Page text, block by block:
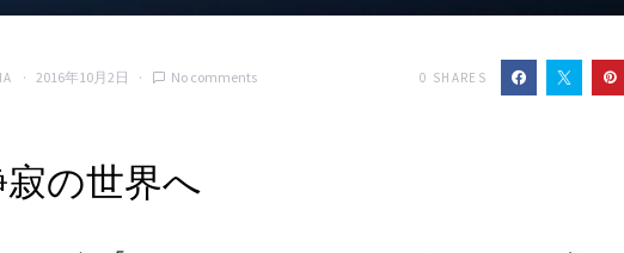
2016年10月2日 No comments 0 SHARES
の世界へ